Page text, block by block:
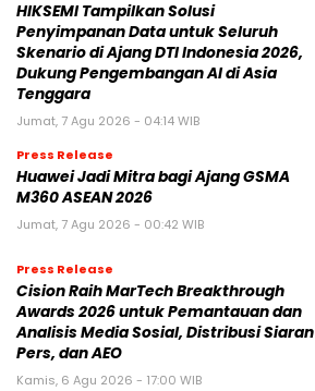
HIKSEMI Tampilkan Solusi
Penyimpanan Data untuk Seluruh
Skenario di Ajang DTI Indonesia 2026,
Dukung Pengembangan AI di Asia
Tenggara
Jumat, 7 Agu 2026 - 04:14 WIB
Press Release
Huawei Jadi Mitra bagi Ajang GSMA
M360 ASEAN 2026
Jumat, 7 Agu 2026 - 00:42 WIB
Press Release
Cision Raih MarTech Breakthrough
Awards 2026 untuk Pemantauan dan
Analisis Media Sosial, Distribusi Siaran
Pers, dan AEO
Kamis, 6 Agu 2026 - 17:00 WIB